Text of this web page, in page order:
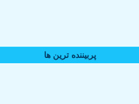
پربیننده ترین ها